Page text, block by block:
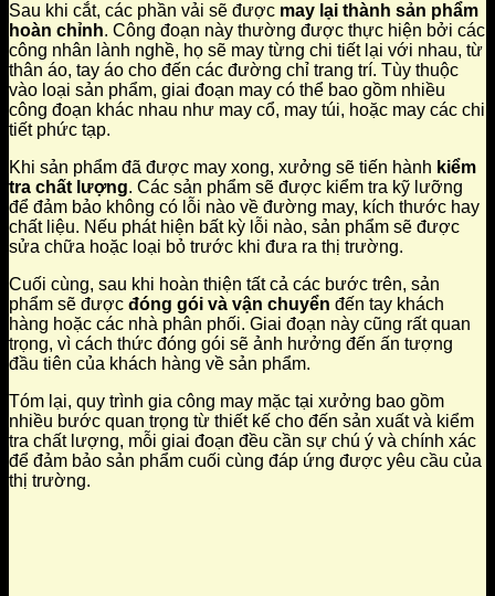
Sau khi cắt, các phần vải sẽ được may lại thành sản phẩm
hoàn chỉnh. Công đoạn này thường được thực hiện bởi các
công nhân lành nghề, họ sẽ may từng chi tiết lại với nhau, từ
thân áo, tay áo cho đến các đường chỉ trang trí. Tùy thuộc
vào loại sản phẩm, giai đoạn may có thể bao gồm nhiều
công đoạn khác nhau như may cổ, may túi, hoặc may các chi
tiết phức tạp.
Khi sản phẩm đã được may xong, xưởng sẽ tiến hành kiểm
tra chất lượng. Các sản phẩm sẽ được kiểm tra kỹ lưỡng
để đảm bảo không có lỗi nào về đường may, kích thước hay
chất liệu. Nếu phát hiện bất kỳ lỗi nào, sản phẩm sẽ được
sửa chữa hoặc loại bỏ trước khi đưa ra thị trường.
Cuối cùng, sau khi hoàn thiện tất cả các bước trên, sản
phẩm sẽ được đóng gói và vận chuyển đến tay khách
hàng hoặc các nhà phân phối. Giai đoạn này cũng rất quan
trọng, vì cách thức đóng gói sẽ ảnh hưởng đến ấn tượng
đầu tiên của khách hàng về sản phẩm.
Tóm lại, quy trình gia công may mặc tại xưởng bao gồm
nhiều bước quan trọng từ thiết kế cho đến sản xuất và kiểm
tra chất lượng, mỗi giai đoạn đều cần sự chú ý và chính xác
để đảm bảo sản phẩm cuối cùng đáp ứng được yêu cầu của
thị trường.